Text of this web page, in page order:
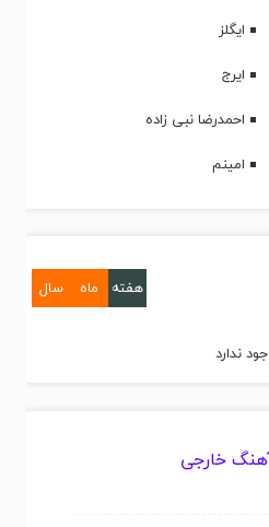
ایگلز
ایرج
احمدرضا نبی زاده
امینم
هفته ماه سال
ندارد
خارجی